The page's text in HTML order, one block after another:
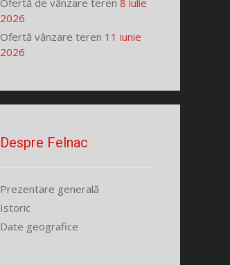
Ofertă de vânzare teren 8 iulie
2026
Ofertă vânzare teren 11 iunie
2026
Despre Felnac
Prezentare generală
Istoric
Date geografice